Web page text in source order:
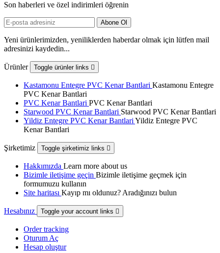
Son haberleri ve özel indirimleri öğrenin
Yeni ürünlerimizden, yeniliklerden haberdar olmak için lütfen mail
adresinizi kaydedin...
Ürünler Toggle ürünler links 
Kastamonu Entegre PVC Kenar Bantlari Kastamonu Entegre
PVC Kenar Bantlari
PVC Kenar Bantlari PVC Kenar Bantlari
Starwood PVC Kenar Bantlari Starwood PVC Kenar Bantlari
Yildiz Entegre PVC Kenar Bantlari Yildiz Entegre PVC
Kenar Bantlari
Şirketimiz Toggle şirketimiz links 
Hakkımızda Learn more about us
Bizimle iletişime geçin Bizimle iletişime geçmek için
formumuzu kullanın
Site haritası Kayıp mı oldunuz? Aradığınızı bulun
Hesabınız Toggle your account links 
Order tracking
Oturum Aç
Hesap oluştur